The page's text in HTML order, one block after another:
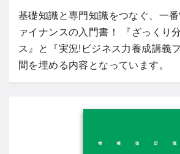
基礎知識と専門知識をつなぐ、一番
ァイナンスの入門書！ 『ざっくり
ス』と『実況!ビジネス力養成講義
間を埋める内容となっています。